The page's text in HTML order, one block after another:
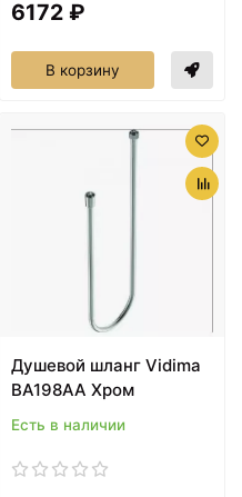
6172 ₽
В корзину
Душевой шланг Vidima
BA198AA Хром
Есть в наличии